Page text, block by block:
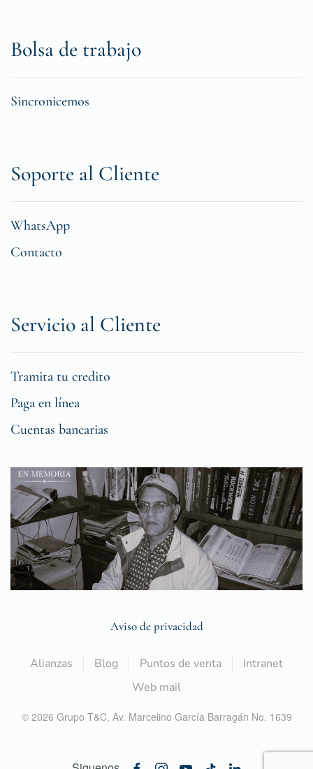
Bolsa de trabajo
Sincronicemos
Soporte al Cliente
WhatsApp
Contacto
Servicio al Cliente
Tramita tu credito
Paga en línea
Cuentas bancarias
Aviso de privacidad
Alianzas Blog Puntos de venta
Intranet
Web mail
© 2026 Grupo T&C, Av. Marcelino García Barragán No. 1639